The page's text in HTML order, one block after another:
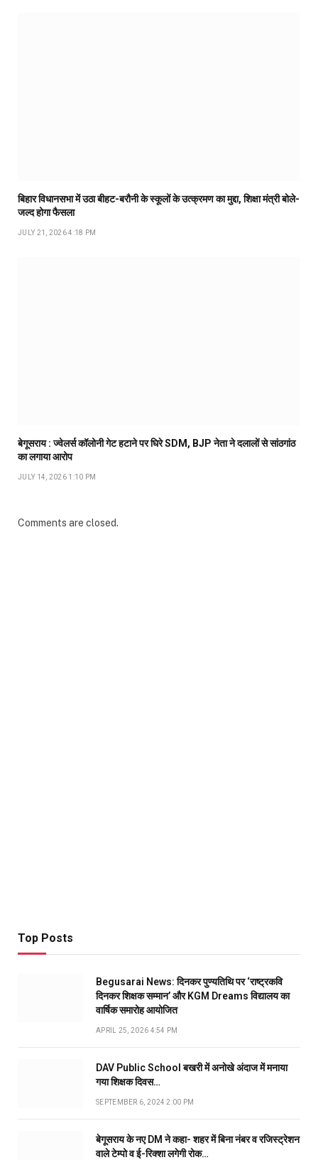
बिहार विधानसभा में उठा बीहट-बरौनी के स्कूलों के उत्क्रमण का मुद्दा, शिक्षा मंत्री बोले-
जल्द होगा फैसला
JULY 21, 2026 4:18 PM
बेगूसराय : ज्वेलर्स कॉलोनी गेट हटाने पर घिरे SDM, BJP नेता ने दलालों से सांठगांठ
का लगाया आरोप
JULY 14, 2026 1:10 PM
Comments are closed.
Top Posts
Begusarai News: दिनकर पुण्यतिथि पर ‘राष्ट्रकवि
दिनकर शिक्षक सम्मान’ और KGM Dreams विद्यालय का
वार्षिक समारोह आयोजित
APRIL 25, 2026 4:54 PM
DAV Public School बखरी में अनोखे अंदाज में मनाया
गया शिक्षक दिवस…
SEPTEMBER 6, 2024 2:00 PM
बेगूसराय के नए DM ने कहा- शहर में बिना नंबर व रजिस्ट्रेशन
वाले टेम्पो व ई-रिक्शा लगेगी रोक…